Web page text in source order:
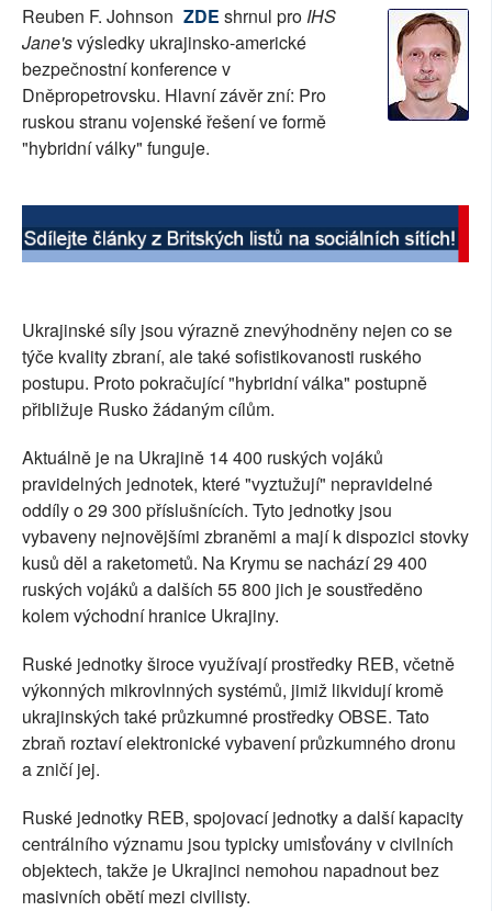
SOCIÁLNÍ SÍTĚ
RUBRIKY
PLNÁ VERZE STRÁNEK
Reuben F. Johnson ZDE shrnul pro IHS
Jane'svýsledky ukrajinsko-americké
bezpečnostní konference v
Dněpropetrovsku. Hlavní závěr zní: Pro
ruskou stranu vojenské řešení ve formě
"hybridní války" funguje.
Ukrajinské síly jsou výrazně znevýhodněny nejen co se
týče kvality zbraní, ale také sofistikovanosti ruského
postupu. Proto pokračující "hybridní válka" postupně
přibližuje Rusko žádaným cílům.
Aktuálně je na Ukrajině 14 400 ruských vojáků
pravidelných jednotek, které "vyztužují" nepravidelné
oddíly o 29 300 příslušnících. Tyto jednotky jsou
vybaveny nejnovějšími zbraněmi a mají k dispozici stovky
kusů děl a raketometů. Na Krymu se nachází 29 400
ruských vojáků a dalších 55 800 jich je soustředěno
kolem východní hranice Ukrajiny.
Ruské jednotky široce využívají prostředky REB, včetně
výkonných mikrovlnných systémů, jimiž likvidují kromě
ukrajinských také průzkumné prostředky OBSE. Tato
zbraň roztaví elektronické vybavení průzkumného dronu
a zničí jej.
Ruské jednotky REB, spojovací jednotky a další kapacity
centrálního významu jsou typicky umisťovány v civilních
objektech, takže je Ukrajinci nemohou napadnout bez
masivních obětí mezi civilisty.